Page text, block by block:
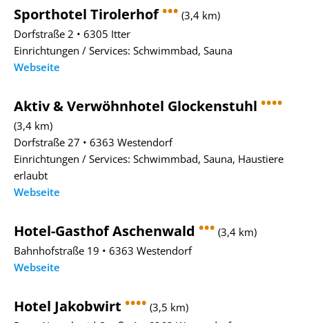
Sporthotel Tirolerhof••• (3,4 km)
Dorfstraße 2 • 6305 Itter
Einrichtungen / Services: Schwimmbad, Sauna
Webseite
Aktiv & Verwöhnhotel Glockenstuhl ••••
(3,4 km)
Dorfstraße 27 • 6363 Westendorf
Einrichtungen / Services: Schwimmbad, Sauna, Haustiere
erlaubt
Webseite
Hotel-Gasthof Aschenwald ••• (3,4 km)
Bahnhofstraße 19 • 6363 Westendorf
Webseite
Hotel Jakobwirt •••• (3,5 km)